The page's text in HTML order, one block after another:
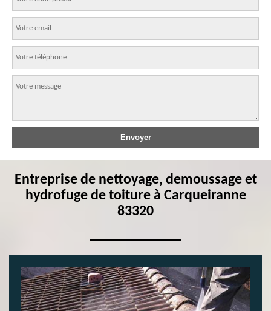
Entreprise de nettoyage, demoussage et
hydrofuge de toiture à Carqueiranne
83320